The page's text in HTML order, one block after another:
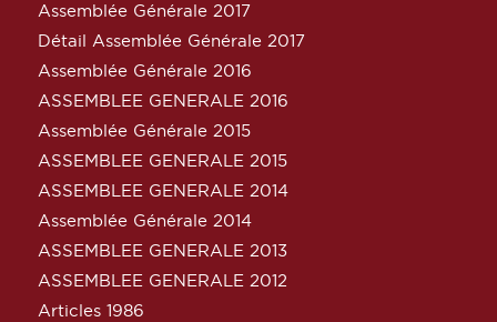
Assemblée Générale 2017
Détail Assemblée Générale 2017
Assemblée Générale 2016
ASSEMBLEE GENERALE 2016
Assemblée Générale 2015
ASSEMBLEE GENERALE 2015
ASSEMBLEE GENERALE 2014
Assemblée Générale 2014
ASSEMBLEE GENERALE 2013
ASSEMBLEE GENERALE 2012
Articles 1986